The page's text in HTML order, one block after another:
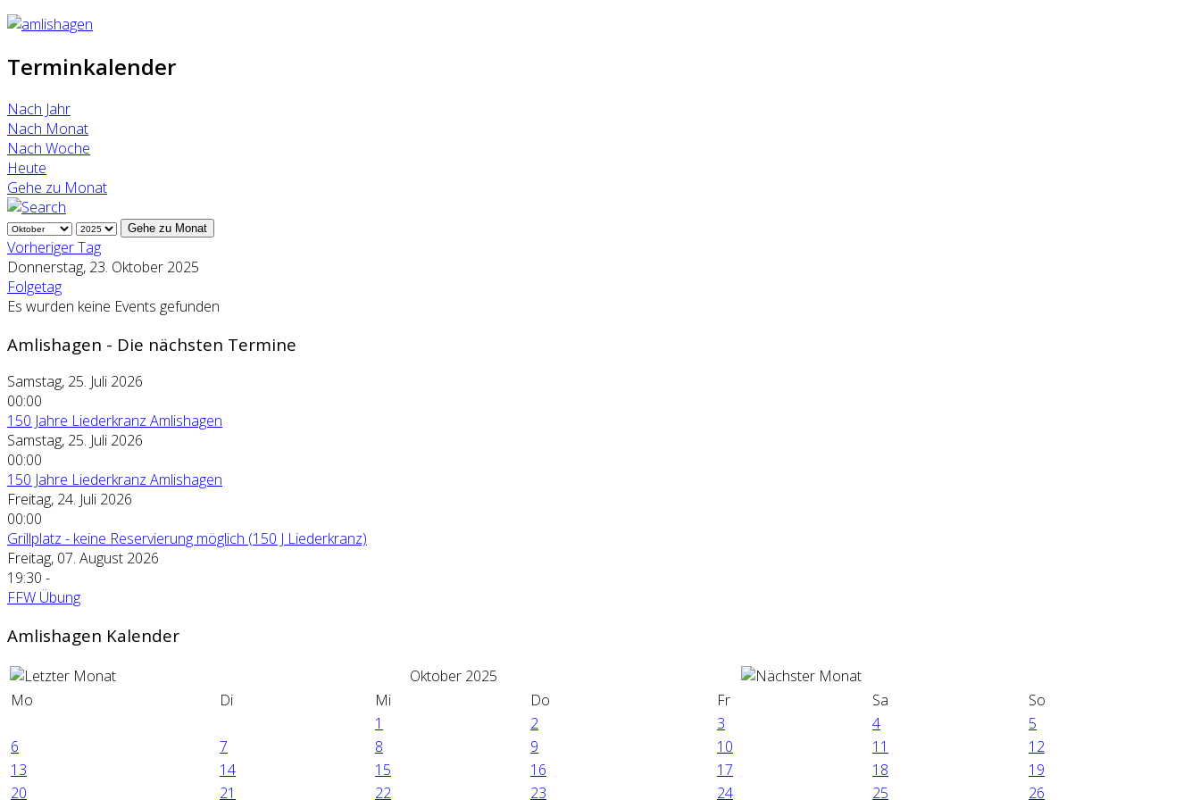
Terminkalender
Nach Jahr
Nach Monat
Nach Woche
Heute
Gehe zu Monat
Gehe zu Monat
Vorheriger Tag
Donnerstag, 23. Oktober 2025
Folgetag
Es wurden keine Events gefunden
Amlishagen - Die nächsten Termine
Samstag, 25. Juli 2026
00:00
150 Jahre Liederkranz Amlishagen
Samstag, 25. Juli 2026
00:00
150 Jahre Liederkranz Amlishagen
Freitag, 24. Juli 2026
00:00
Grillplatz - keine Reservierung möglich (150 J Liederkranz)
Freitag, 07. August 2026
19:30 -
FFW Übung
Amlishagen Kalender
Oktober 2025
Mo
Di Mi Do Fr Sa
So
1
2 3 4
5
6
7 8 9 10 11
12
13
14 15 16 17 18
19
20
21 22 23 24 25 26